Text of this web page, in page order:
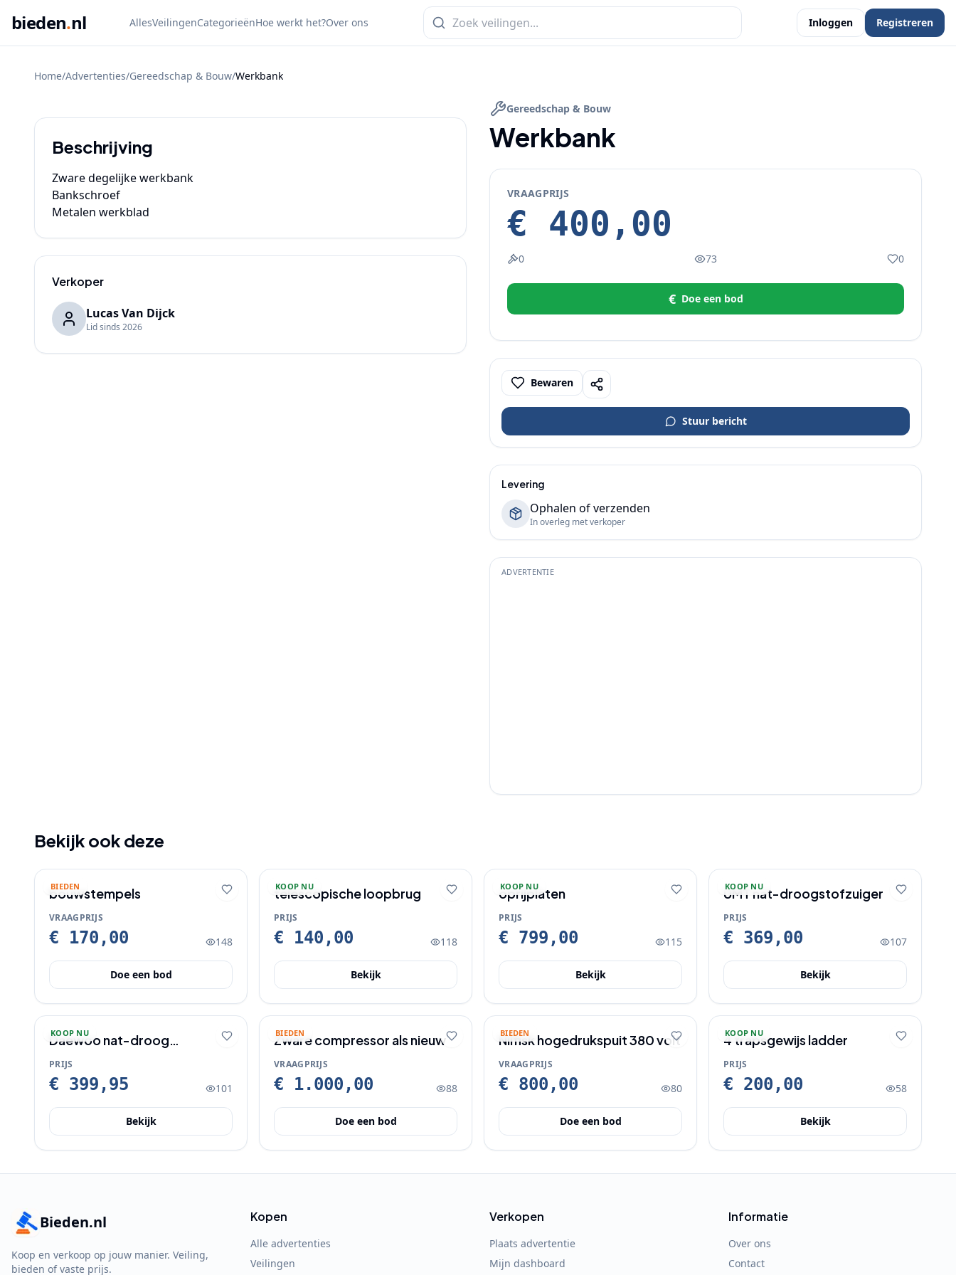
bieden.nl AllesVeilingenCategorieënHoe werkt het?Over ons Inloggen Registreren
Home/Advertenties/Gereedschap & Bouw/Werkbank
Beschrijving
Zware degelijke werkbank
Bankschroef
Metalen werkblad
Verkoper
Lucas Van Dijck
Lid sinds 2026
Gereedschap & Bouw
Werkbank
VRAAGPRIJS
€ 400,00
0 73 0
€ Doe een bod
Bewaren
Stuur bericht
Levering
Ophalen of verzenden
In overleg met verkoper
ADVERTENTIE
Bekijk ook deze
BIEDEN
bouwstempels
VRAAGPRIJS
€ 170,00 148
Doe een bod
KOOP NU
telescopische loopbrug
PRIJS
€ 140,00 118
Bekijk
KOOP NU
oprijplaten
PRIJS
€ 799,00 115
Bekijk
KOOP NU
UMT nat-droogstofzuiger
PRIJS
€ 369,00 107
Bekijk
KOOP NU
Daewoo nat-droog
stofzuiger 80 Liter en 30 Liter
PRIJS
€ 399,95 101
Bekijk
BIEDEN
Zware compressor als nieuw
VRAAGPRIJS
€ 1.000,00 88
Doe een bod
BIEDEN
Nilfisk hogedrukspuit 380 volt
VRAAGPRIJS
€ 800,00 80
Doe een bod
KOOP NU
4 trapsgewijs ladder
PRIJS
€ 200,00 58
Bekijk
Bieden.nl
Koop en verkoop op jouw manier. Veiling,
bieden of vaste prijs.
Kopen
Alle advertenties
Veilingen
Verkopen
Plaats advertentie
Mijn dashboard
Informatie
Over ons
Contact